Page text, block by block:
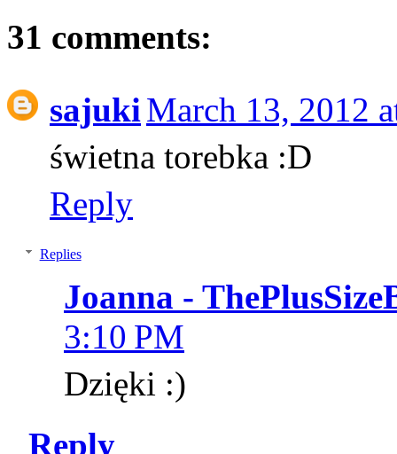
31 comments:
sajukiMarch 13, 2012
świetna torebka :D
Reply
Replies
Joanna -
3:10 PM
Dzięki :)
Reply